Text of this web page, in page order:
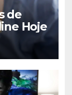
de
Hoje